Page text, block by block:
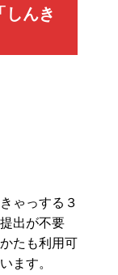
しんき
ゃっする３
出が不要
たも利用可
ます。